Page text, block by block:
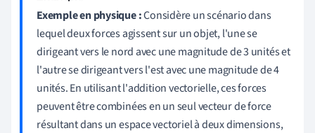
Exemple en physique :Considère un scénario dans
lequel deux forces agissent sur un objet, l'une se
dirigeant vers le nord avec une magnitude de 3 unités et
l'autre se dirigeant vers l'est avec une magnitude de 4
unités. En utilisant l'addition vectorielle, ces forces
peuvent être combinées en un seul vecteur de force
résultant dans un espace vectoriel à deux dimensions,